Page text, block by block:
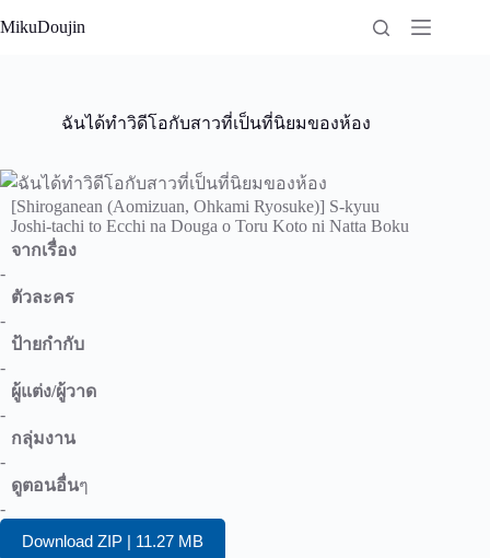
to
MikuDoujin
ฉันได้ทำวิดีโอกับสาวที่เป็นที่นิยมของห้อง
[Shiroganean (Aomizuan, Ohkami Ryosuke)] S-kyuu
Joshi-tachi to Ecchi na Douga o Toru Koto ni Natta Boku
จากเรื่อง
-
ตัวละคร
-
ป้ายกำกับ
-
ผู้แต่ง/ผู้วาด
-
กลุ่มงาน
-
ดูตอนอื่นๆ
-
Download ZIP | 11.27 MB